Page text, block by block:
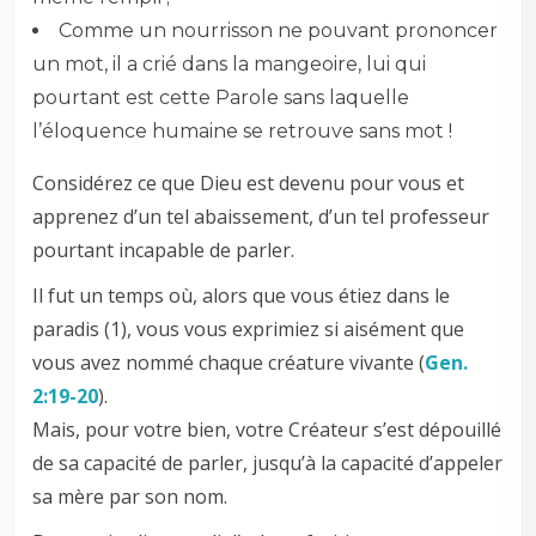
Comme un nourrisson ne pouvant prononcer
un mot, il a crié dans la mangeoire, lui qui
pourtant est cette Parole sans laquelle
l’éloquence humaine se retrouve sans mot !
Considérez ce que Dieu est devenu pour vous et
apprenez d’un tel abaissement, d’un tel professeur
pourtant incapable de parler.
Il fut un temps où, alors que vous étiez dans le
paradis (1), vous vous exprimiez si aisément que
vous avez nommé chaque créature vivante (Gen.
2:19-20).
Mais, pour votre bien, votre Créateur s’est dépouillé
de sa capacité de parler, jusqu’à la capacité d’appeler
sa mère par son nom.